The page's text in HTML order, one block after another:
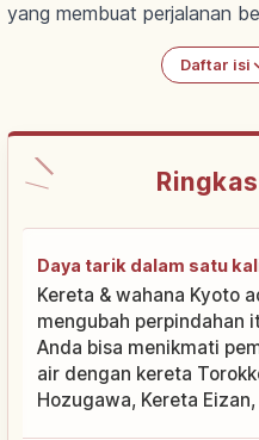
yang membuat perjalanan
Daftar isi
Daya tarik dalam satu
Kereta & wahana Kyoto
mengubah perpindahan
Anda bisa menikmati
air dengan kereta
Hozugawa, Kereta